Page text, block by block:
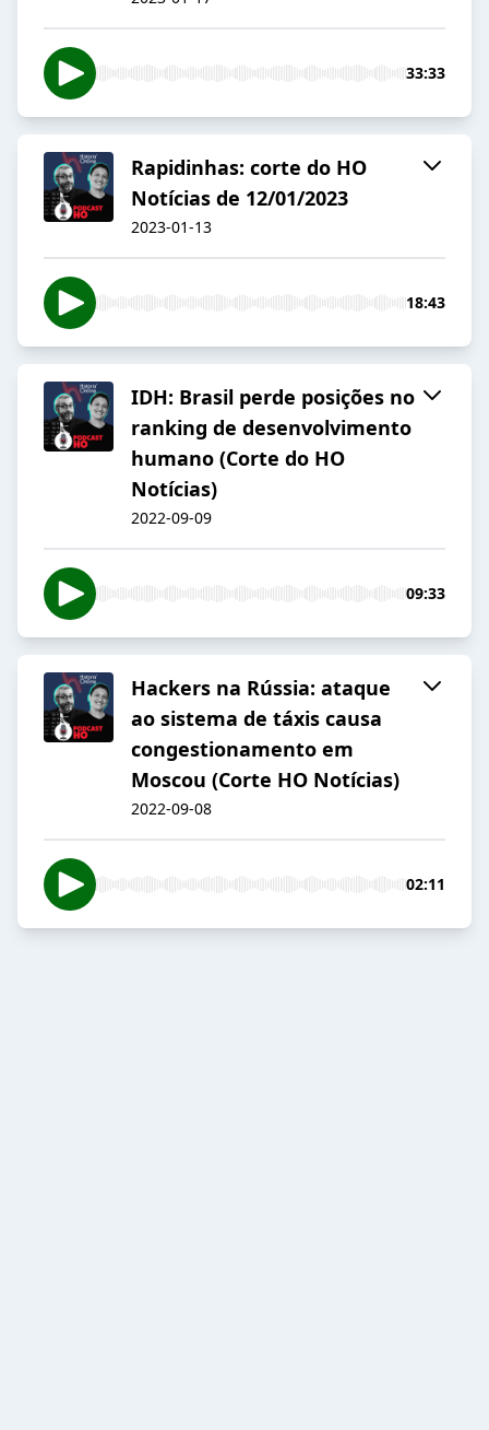
33:33
Rapidinhas: corte do HO
Notícias de 12/01/2023
2023-01-13
18:43
IDH: Brasil perde posições no
ranking de desenvolvimento
humano (Corte do HO
Notícias)
2022-09-09
09:33
Hackers na Rússia: ataque
ao sistema de táxis causa
congestionamento em
Moscou (Corte HO Notícias)
2022-09-08
02:11